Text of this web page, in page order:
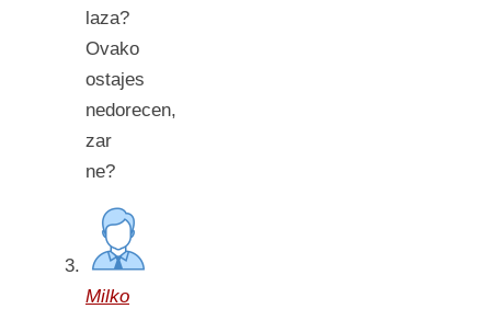
laza?
Ovako
ostajes
nedorecen,
zar
ne?
Milko